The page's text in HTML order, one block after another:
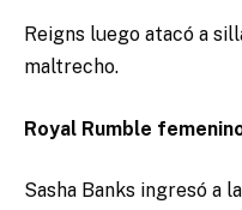
Reigns luego atacó a
maltrecho.
Royal Rumble
Sasha Banks ingresó a